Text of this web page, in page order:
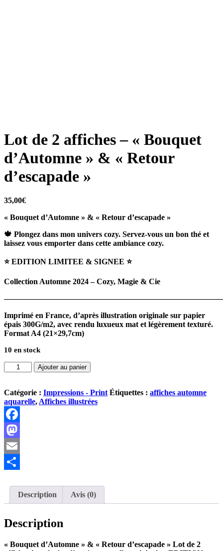
Lot de 2 affiches – « Bouquet
d’Automne » & « Retour
d’escapade »
35,00€
« Bouquet d’Automne » & « Retour d’escapade »
🍁 Plongez dans mon univers cozy. Servez-vous un bon thé et
laissez vous emporter dans cette ambiance cozy.
⭐️ EDITION LIMITEE & SIGNEE ⭐️
Collection Automne 2024 – Cozy, Magie & Cie
Imprimé en France, d’après illustration originale sur papier
épais 300G/m2, avec rendu luxueux mat et légèrement texturé.
Format A4 (21×29,7cm)
10 en stock
quantité
de
de
2
affiches
"Bouquet
d'Automne"
&
"Retour
d'escapade"
Ajouter au panier
Catégorie : Impressions - Print Étiquettes : affiches automne
aquarelle, Affiches illustrées
Facebook
Mastodon
Email
Description
Avis (0)
Description
« Bouquet d’Automne » & « Retour d’escapade » Lot de 2